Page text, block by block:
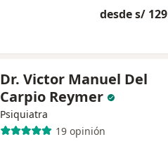
desde s/ 129
Dr. Victor Manuel Del
Carpio Reymer
Psiquiatra
19 opinión